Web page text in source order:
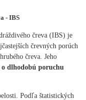
- IBS
čreva (IBS) je
črevných porúch
čreva. Jeho
o dlhodobú poruchu
Podľa štatistických